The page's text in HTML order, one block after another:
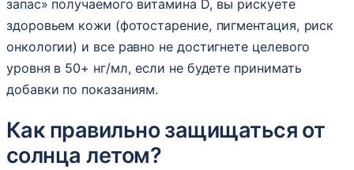
запас» получаемого витамина D, вы рискуете
здоровьем кожи (фотостарение, пигментация, риск
онкологии) и все равно не достигнете целевого
уровня в 50+ нг/мл, если не будете принимать
добавки по показаниям.
Как правильно защищаться от
солнца летом?